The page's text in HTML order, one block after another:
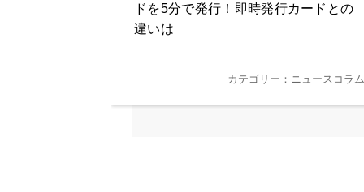
ドを5分で発行！即時発行カードとの
違いは
カテゴリー：ニュースコラム